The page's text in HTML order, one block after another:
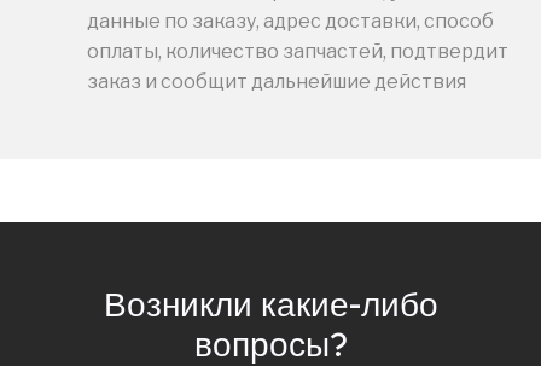
данные по заказу, адрес доставки, способ
оплаты, количество запчастей, подтвердит
заказ и сообщит дальнейшие действия
Возникли какие-либо
вопросы?